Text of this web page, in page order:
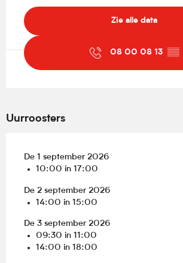
Zie alle data
08 00 08 13 ▒▒
Uurroosters
De 1 september 2026
10:00 in 17:00
De 2 september 2026
14:00 in 15:00
De 3 september 2026
09:30 in 11:00
14:00 in 18:00